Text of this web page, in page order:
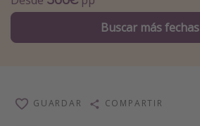
Viajar sola como mujer
Buscar más fechas
GUARDAR COMPARTIR